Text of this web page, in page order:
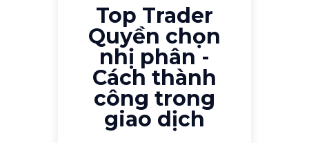
Top Trader
Quyền chọn
nhị phân -
Cách thành
công trong
giao dịch